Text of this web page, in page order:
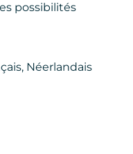
possibilités
Néerlandais